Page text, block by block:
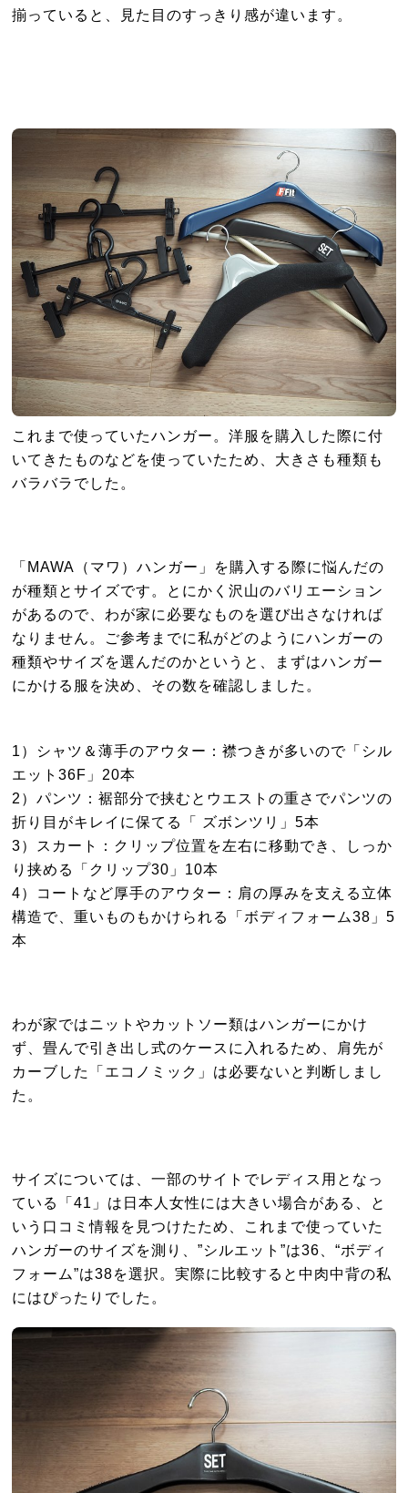
揃っていると、見た目のすっきり感が違います。
これまで使っていたハンガー。洋服を購入した際に付
いてきたものなどを使っていたため、大きさも種類も
バラバラでした。
「MAWA（マワ）ハンガー」を購入する際に悩んだの
が種類とサイズです。とにかく沢山のバリエーション
があるので、わが家に必要なものを選び出さなければ
なりません。ご参考までに私がどのようにハンガーの
種類やサイズを選んだのかというと、まずはハンガー
にかける服を決め、その数を確認しました。
1）シャツ＆薄手のアウター：襟つきが多いので「シル
エット36F」20本
2）パンツ：裾部分で挟むとウエストの重さでパンツの
折り目がキレイに保てる「 ズボンツリ」5本
3）スカート：クリップ位置を左右に移動でき、しっか
り挟める「クリップ30」10本
4）コートなど厚手のアウター：肩の厚みを支える立体
構造で、重いものもかけられる「ボディフォーム38」5
本
わが家ではニットやカットソー類はハンガーにかけ
ず、畳んで引き出し式のケースに入れるため、肩先が
カーブした「エコノミック」は必要ないと判断しまし
た。
サイズについては、一部のサイトでレディス用となっ
ている「41」は日本人女性には大きい場合がある、と
いう口コミ情報を見つけたため、これまで使っていた
ハンガーのサイズを測り、”シルエット”は36、“ボディ
フォーム”は38を選択。実際に比較すると中肉中背の私
にはぴったりでした。